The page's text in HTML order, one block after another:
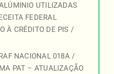
UTILIZADAS
FEDERAL
À CRÉDITO DE PIS /
NACIONAL 018A /
PAT – ATUALIZAÇÃO